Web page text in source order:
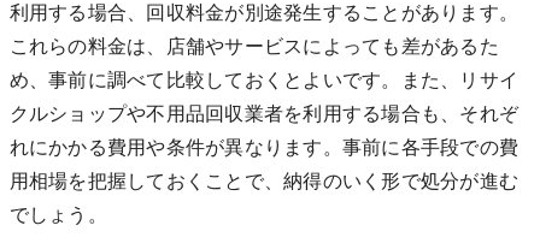
利用する場合、回収料金が別途発生することがあります。
これらの料金は、店舗やサービスによっても差があるた
め、事前に調べて比較しておくとよいです。また、リサイ
クルショップや不用品回収業者を利用する場合も、それぞ
れにかかる費用や条件が異なります。事前に各手段での費
用相場を把握しておくことで、納得のいく形で処分が進む
でしょう。